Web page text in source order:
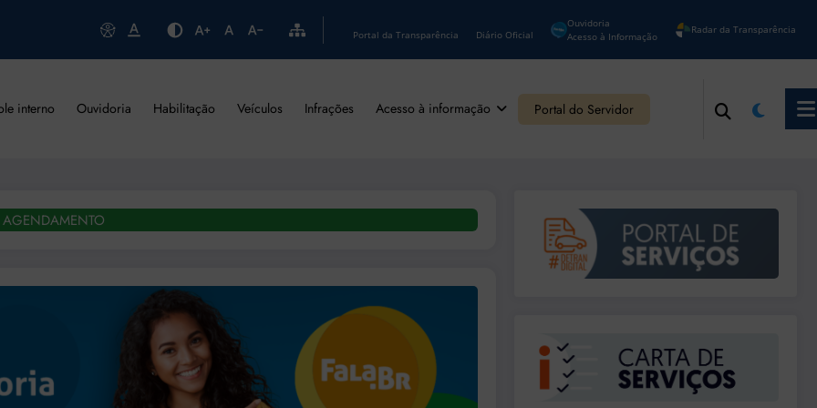
Portal da Transparência Diário Oficial
Ouvidoria
Acesso à Informação
Radar da Transparência
interno Ouvidoria Habilitação Veículos Infrações Acesso à informação Portal do Servidor
AGENDAMENTO